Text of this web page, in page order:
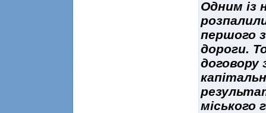
Одним із
першого
дороги.
договору
міського